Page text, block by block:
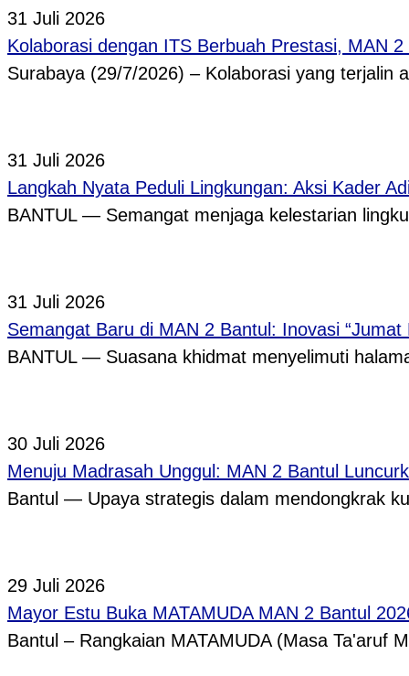
31 Juli 2026
Kolaborasi dengan ITS Berbuah Prestasi, MAN
Surabaya (29/7/2026) – Kolaborasi yang terjalin
31 Juli 2026
Langkah Nyata Peduli Lingkungan: Aksi Kader
BANTUL — Semangat menjaga kelestarian
31 Juli 2026
Semangat Baru di MAN 2 Bantul: Inovasi
BANTUL — Suasana khidmat menyelimuti
30 Juli 2026
Menuju Madrasah Unggul: MAN 2 Bantul
Bantul — Upaya strategis dalam mendongkrak
29 Juli 2026
Mayor Estu Buka MATAMUDA MAN 2 Bantul
Bantul – Rangkaian MATAMUDA (Masa Ta'aruf